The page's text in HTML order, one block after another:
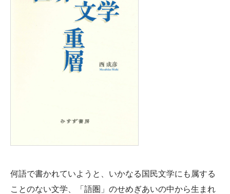
何語で書かれていようと、いかなる国民文学にも属する
ことのない文学、「語圏」のせめぎあいの中から生まれ